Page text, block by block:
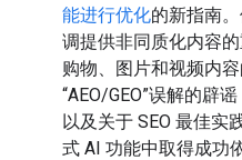
能进行优化的新指南
调提供非同质化内容
购物、图片和视频内
“AEO/GEO”误解的辟
以及关于 SEO 最佳实
式 AI 功能中取得成功